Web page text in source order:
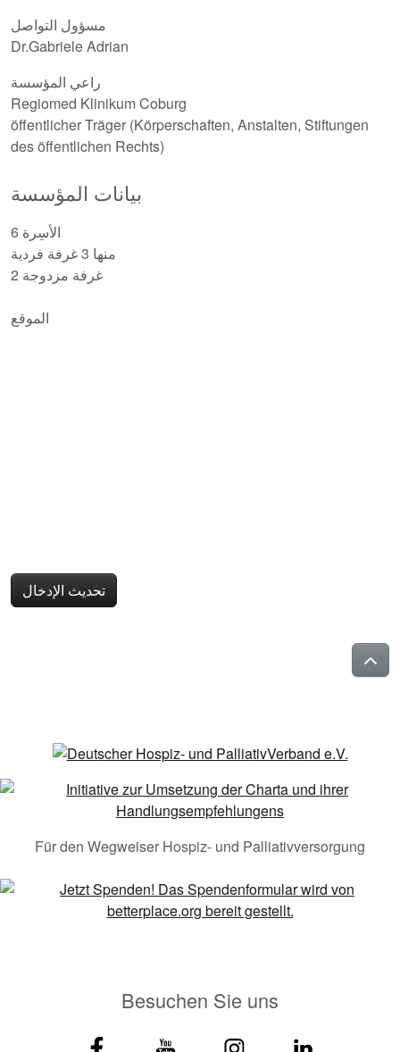
مسؤول التواصل
Dr.Gabriele Adrian
راعي المؤسسة
Regiomed Klinikum Coburg
öffentlicher Träger (Körperschaften, Anstalten, Stiftungen
des öffentlichen Rechts)
بيانات المؤسسة
6 الأسِرة
منها 3 غرفة فردية
2 غرفة مزدوجة
الموقع
تحديث الإدخال
Für den Wegweiser Hospiz- und Palliativversorgung
Besuchen Sie uns